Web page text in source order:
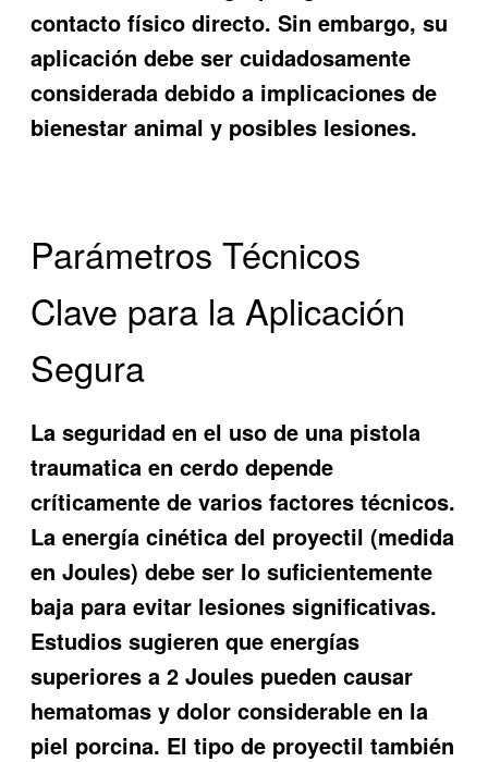
contacto físico directo. Sin embargo, su
aplicación debe ser cuidadosamente
considerada debido a implicaciones de
bienestar animal y posibles lesiones.
Parámetros Técnicos
Clave para la Aplicación
Segura
La seguridad en el uso de una pistola
traumatica en cerdo depende
críticamente de varios factores técnicos.
La energía cinética del proyectil (medida
en Joules) debe ser lo suficientemente
baja para evitar lesiones significativas.
Estudios sugieren que energías
superiores a 2 Joules pueden causar
hematomas y dolor considerable en la
piel porcina. El tipo de proyectil también